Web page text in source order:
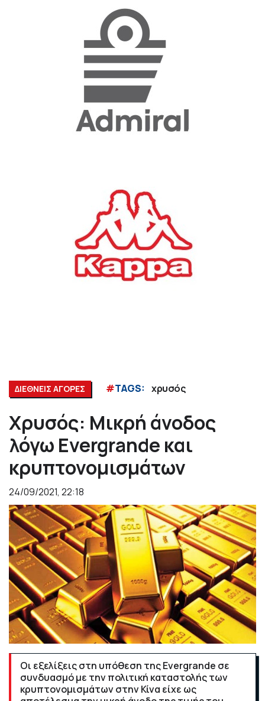
ΔΙΕΘΝΕΙΣ ΑΓΟΡΕΣ #TAGS: χρυσός
Χρυσός: Μικρή άνοδος
λόγω Evergrande και
κρυπτονομισμάτων
24/09/2021, 22:18
Οι εξελίξεις στη υπόθεση της Evergrande σε
συνδυασμό με την πολιτική καταστολής των
κρυπτονομισμάτων στην Κίνα είχε ως